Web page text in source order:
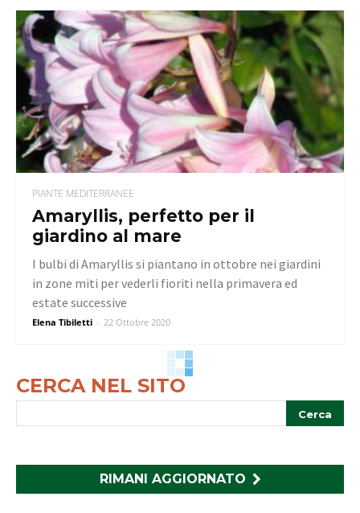
PIANTE MEDITERRANEE
Amaryllis, perfetto per il
giardino al mare
Elena Tibiletti - 22 Ottobre 2020
I bulbi di Amaryllis si piantano in ottobre nei giardini
in zone miti per vederli fioriti nella primavera ed
estate successive
CERCA NEL SITO
RIMANI AGGIORNATO